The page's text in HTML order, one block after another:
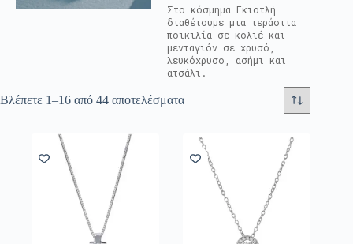
Στο κόσμημα Γκιοτλή
διαθέτουμε μια τεράστια
ποικιλία σε κολιέ και
μενταγιόν σε χρυσό,
λευκόχρυσο, ασήμι και
ατσάλι.
Βλέπετε 1–16 από 44 αποτελέσματα